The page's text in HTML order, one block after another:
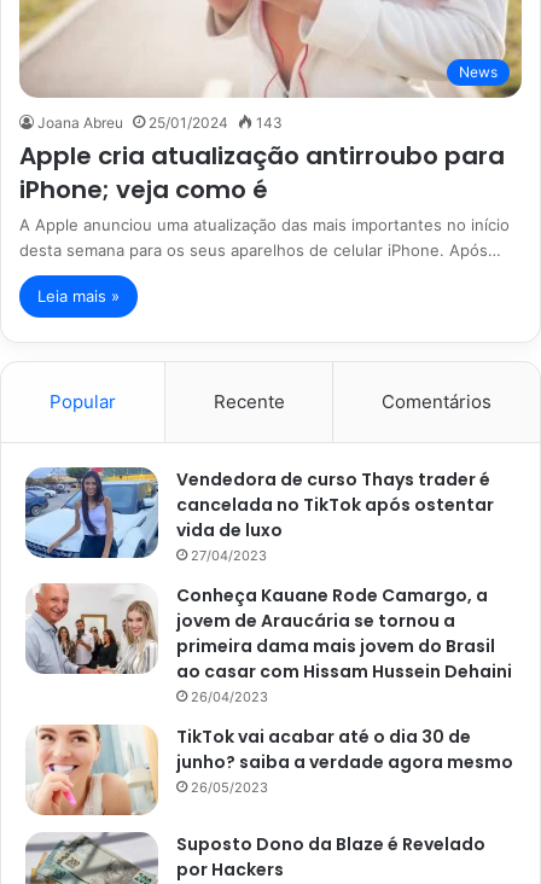
News
Joana Abreu 25/01/2024 143
Apple cria atualização antirroubo para
iPhone; veja como é
A Apple anunciou uma atualização das mais importantes no início
desta semana para os seus aparelhos de celular iPhone. Após…
Leia mais »
Popular Recente Comentários
Vendedora de curso Thays trader é
cancelada no TikTok após ostentar
vida de luxo
27/04/2023
Conheça Kauane Rode Camargo, a
jovem de Araucária se tornou a
primeira dama mais jovem do Brasil
ao casar com Hissam Hussein Dehaini
26/04/2023
TikTok vai acabar até o dia 30 de
junho? saiba a verdade agora mesmo
26/05/2023
Suposto Dono da Blaze é Revelado
por Hackers